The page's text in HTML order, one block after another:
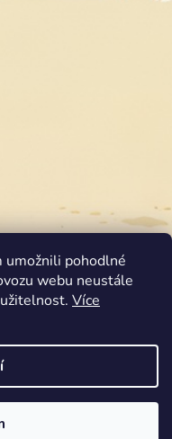
umožnili pohodlné
webu neustále
Více